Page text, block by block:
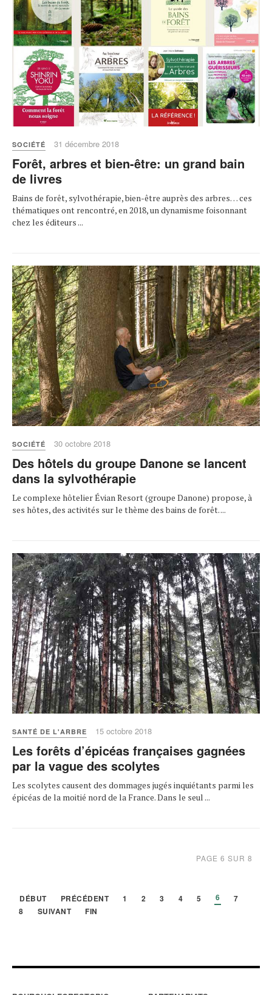
SOCIÉTÉ 31 décembre 2018
Forêt, arbres et bien-être: un grand bain
de livres
Bains de forêt, sylvothérapie, bien-être auprès des arbres… ces
thématiques ont rencontré, en 2018, un dynamisme foisonnant
chez les éditeurs ...
SOCIÉTÉ 30 octobre 2018
Des hôtels du groupe Danone se lancent
dans la sylvothérapie
Le complexe hôtelier Évian Resort (groupe Danone) propose, à
ses hôtes, des activités sur le thème des bains de forêt. ...
SANTÉ DE L'ARBRE 15 octobre 2018
Les forêts d’épicéas françaises gagnées
par la vague des scolytes
Les scolytes causent des dommages jugés inquiétants parmi les
épicéas de la moitié nord de la France. Dans le seul ...
PAGE 6 SUR 8
DÉBUT PRÉCÉDENT 1 2 3 4 5 6
7
8
SUIVANT FIN